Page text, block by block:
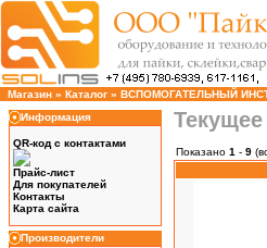
Магазин » Каталог » ВСПОМОГАТЕЛЬНЫЙ
Информация
QR-код с контактами
Прайс-лист
Для покупателей
Контакты
Карта сайта
Производители
Показано 1 - 9